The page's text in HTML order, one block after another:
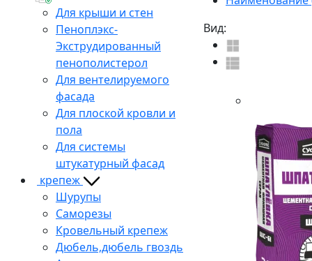
Для крыши и стен
Пеноплэкс-
Экструдированный
пенополистерол
Для вентелируемого
фасада
Для плоской кровли и
пола
Для системы
штукатурный фасад
крепеж
Шурупы
Саморезы
Кровельный крепеж
Дюбель,дюбель гвоздь
Вид: